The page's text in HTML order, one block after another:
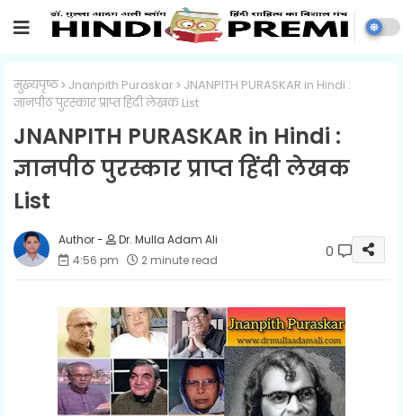
मुख्यपृष्ठ Jnanpith Puraskar
JNANPITH PURASKAR in Hindi :
ज्ञानपीठ पुरस्कार प्राप्त हिंदी लेखक List
JNANPITH PURASKAR in Hindi :
ज्ञानपीठ पुरस्कार प्राप्त हिंदी लेखक
List
Dr. Mulla Adam Ali
4:56 pm
2 minute read 0